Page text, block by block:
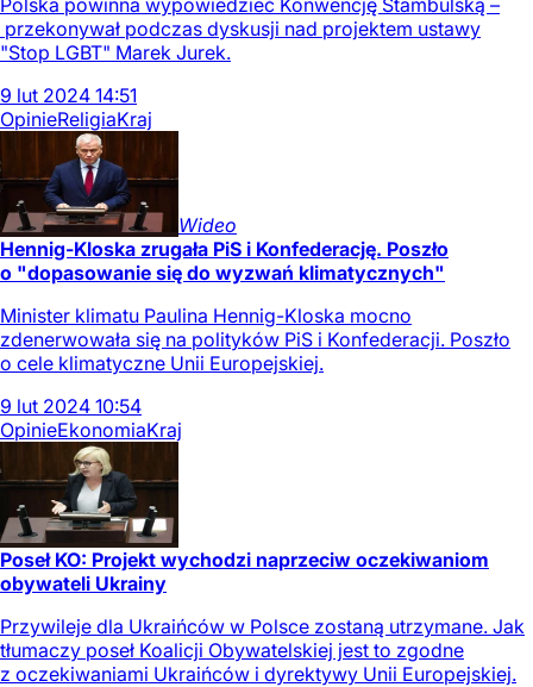
Polska powinna wypowiedzieć Konwencję Stambulską –
przekonywał podczas dyskusji nad projektem ustawy
"Stop LGBT" Marek Jurek.
9 lut 2024 14:51
OpinieReligiaKraj
Wideo
Hennig-Kloska zrugała PiS i Konfederację. Poszło
o "dopasowanie się do wyzwań klimatycznych"
Minister klimatu Paulina Hennig-Kloska mocno
zdenerwowała się na polityków PiS i Konfederacji. Poszło
o cele klimatyczne Unii Europejskiej.
9 lut 2024 10:54
OpinieEkonomiaKraj
Poseł KO: Projekt wychodzi naprzeciw oczekiwaniom
obywateli Ukrainy
Przywileje dla Ukraińców w Polsce zostaną utrzymane. Jak
tłumaczy poseł Koalicji Obywatelskiej jest to zgodne
z oczekiwaniami Ukraińców i dyrektywy Unii Europejskiej.